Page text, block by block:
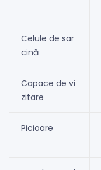
Celule de sar
cină
Capace de vi
zitare
Picioare